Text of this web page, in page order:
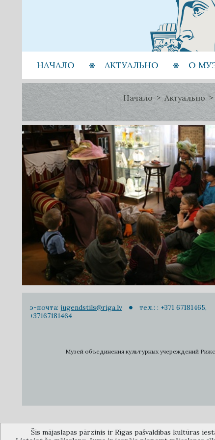
НАЧАЛО АКТУАЛЬНО О
Начало Актуально
э-почта: jugendstils@riga.lv
тел.: : +371 67181465,
+37167181464
Музей объединения культурных учереждений
Šīs mājaslapas pārzinis ir Rīgas pašvaldības kultūras